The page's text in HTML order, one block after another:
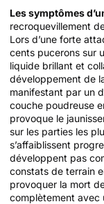
Les symptômes
recroquevillement
Lors d’une forte
cents pucerons sur
liquide brillant et
développement de
manifestant par un
couche poudreuse
provoque le
sur les parties les
s’affaiblissent
développent pas
constats de terrain
provoquer la mort
complètement avec